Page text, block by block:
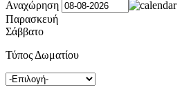
Αναχώρηση
Παρασκευή
Σάββατο
Τύπος Δωματίου